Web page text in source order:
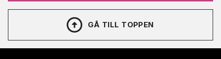
GÅ TILL TOPPEN